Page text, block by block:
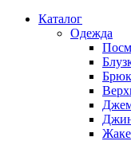
Каталог
Одежда